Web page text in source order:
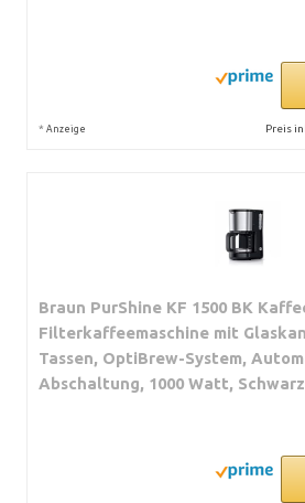
* Anzeige Preis
Braun PurShine KF 1500 BK
Filterkaffeemaschine mit
Tassen, OptiBrew-System,
Abschaltung, 1000 Watt, Schwarz